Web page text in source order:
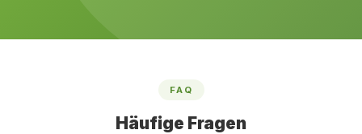
FAQ
Häufige Fragen